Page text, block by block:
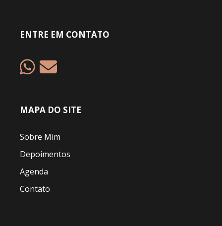
ENTRE EM CONTATO
MAPA DO SITE
Sobre Mim
Depoimentos
Agenda
Contato